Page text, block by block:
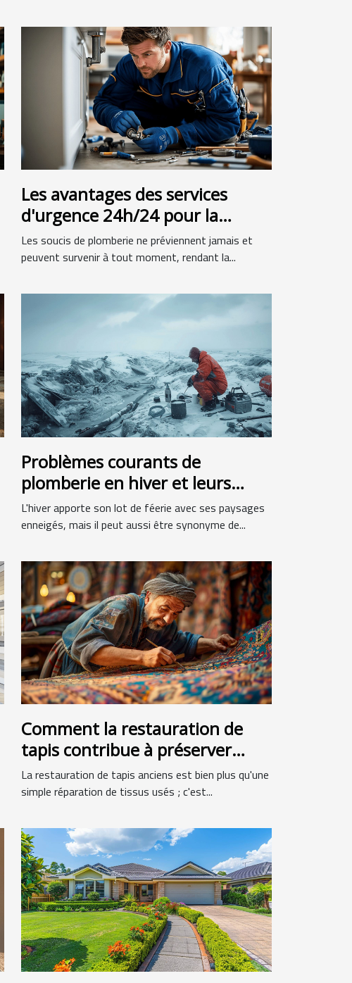
Les avantages des services
d'urgence 24h/24 pour la
plomberie
Les soucis de plomberie ne préviennent jamais et
peuvent survenir à tout moment, rendant la...
Problèmes courants de
plomberie en hiver et leurs
solutions rapides
L'hiver apporte son lot de féerie avec ses paysages
enneigés, mais il peut aussi être synonyme de...
Comment la restauration de
tapis contribue à préserver
l'héritage culturel
La restauration de tapis anciens est bien plus qu'une
simple réparation de tissus usés ; c'est...